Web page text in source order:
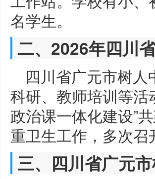
名学生。
二、2026年四川
四川省广元市树
科研、教师培训等活
政治课一体化建设”
重卫生工作，多次
三、四川省广元